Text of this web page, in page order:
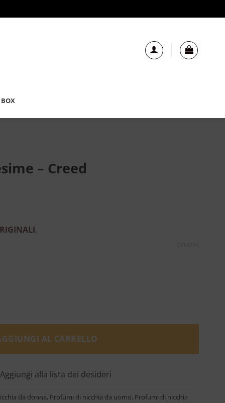
– Creed
.
Creed quantità
AL CARRELLO
Aggiungi alla lista dei desideri
da donna, Profumi di nicchia da uomo, Profumi di nicchia